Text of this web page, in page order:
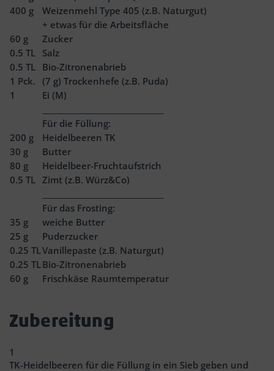
400 g
Weizenmehl Type 405 (z.B. Naturgut)
+ etwas für die Arbeitsfläche
60 g
Zucker
0.5 TL
Salz
0.5 TL
Bio-Zitronenabrieb
1 Pck.
(7 g) Trockenhefe (z.B. Puda)
1
Ei (M)
Für die Füllung:
200 g
Heidelbeeren TK
30 g
Butter
80 g
Heidelbeer-Fruchtaufstrich
0.5 TL
Zimt (z.B. Würz&Co)
Für das Frosting:
35 g
weiche Butter
25 g
Puderzucker
0.25 TLVanillepaste (z.B. Naturgut)
0.25 TL Bio-Zitronenabrieb
60 g Frischkäse Raumtemperatur
Zubereitung
1
TK-Heidelbeeren für die Füllung in ein Sieb geben und